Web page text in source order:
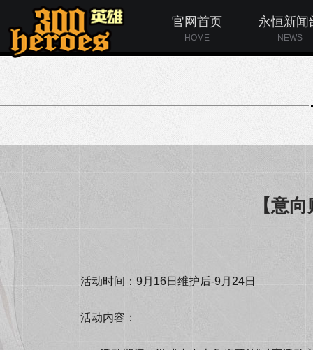
官网首页
HOME
永恒新闻
NEWS
【意
活动时间：9月16日维护后-9月24日
活动内容：